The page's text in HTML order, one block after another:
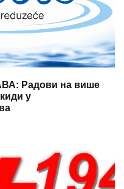
Радови на више
у